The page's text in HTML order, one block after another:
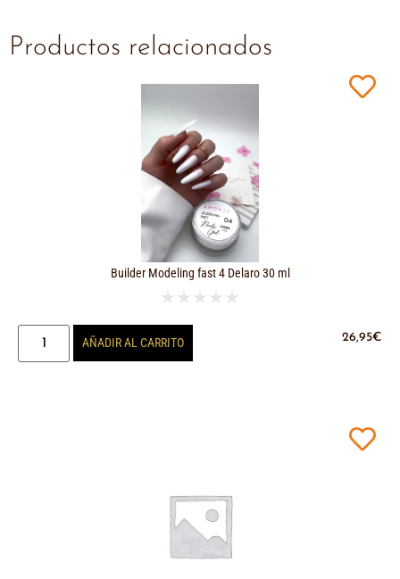
Productos relacionados
Builder Modeling fast 4 Delaro 30 ml
★ ★ ★ ★ ★
26,95€
AÑADIR AL CARRITO